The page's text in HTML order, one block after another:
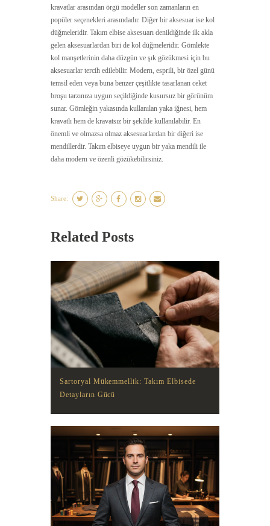
kravatlar arasından örgü modeller son zamanların en
popüler seçenekleri arasındadır. Diğer bir aksesuar ise kol
düğmeleridir. Takım elbise aksesuarı denildiğinde ilk akla
gelen aksesuarlardan biri de kol düğmeleridir. Gömlekte
kol manşetlerinin daha düzgün ve şık gözükmesi için bu
aksesuarlar tercih edilebilir. Modern, esprili, bir özel günü
temsil eden veya buna benzer çeşitlikte tasarlanan ceket
broşu tarzınıza uygun seçildiğinde kusursuz bir görünüm
sunar. Gömleğin yakasında kullanılan yaka iğnesi, hem
kravatlı hem de kravatsız bir şekilde kullanılabilir. En
önemli ve olmazsa olmaz aksesuarlardan bir diğeri ise
mendillerdir. Takım elbiseye uygun bir yaka mendili ile
daha modern ve özenli gözükebilirsiniz.
Share:
Related Posts
Sartoryal Mükemmellik: Takım Elbisede
Detayların Gücü